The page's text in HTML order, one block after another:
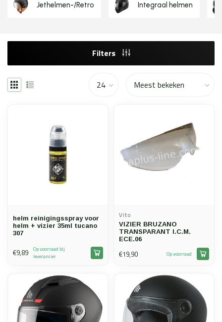
Jethelmen-/Retro Integraal helmen
Filters
helm reinigingsspray voor
helm + vizier 35ml tucano
307
€9,89
Op voorraad bij
leverancier
Vito
VIZIER BRUZANO
TRANSPARANT I.C.M.
ECE.06
€19,90 Op voorraad